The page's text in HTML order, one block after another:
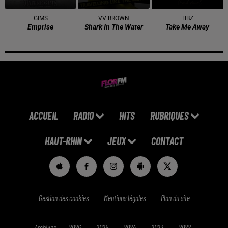
GIMS
Emprise
VV BROWN
Shark In The Water
TIBZ
Take Me Away
ACCUEIL RADIO HITS RUBRIQUES
HAUT-RHIN JEUX CONTACT
Gestion des cookies Mentions légales Plan du site